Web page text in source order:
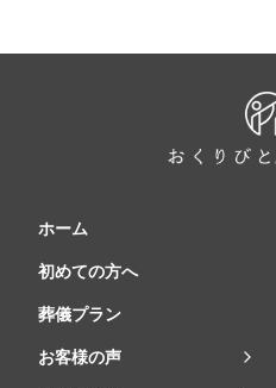
ホーム
初めての方へ
葬儀プラン
お客様の声